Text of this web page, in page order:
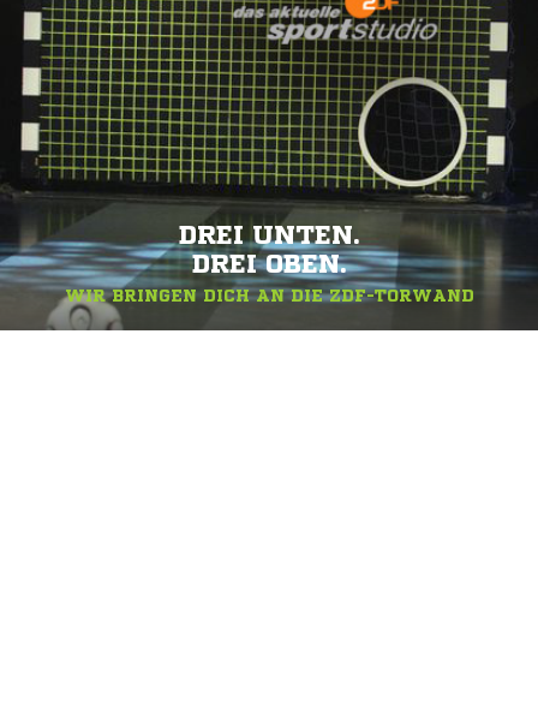
DREI UNTEN.
DREI OBEN.
WIR BRINGEN DICH AN DIE ZDF-TORWAND